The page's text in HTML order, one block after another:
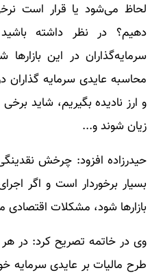
لحاظ می‌شود یا قرار است
دهیم؟ در نظر داشته
سرمایه‌گذاران در این
محاسبه عایدی سرمایه گذاران
و ارز نادیده بگیریم، شاید
زیان شوند و...
حیدرزاده افزود: چرخش
بسیار برخوردار است و اگر
بازارها شود، مشکلات
وی در خاتمه تصریح کرد: در
طرح مالیات بر عایدی سرمایه